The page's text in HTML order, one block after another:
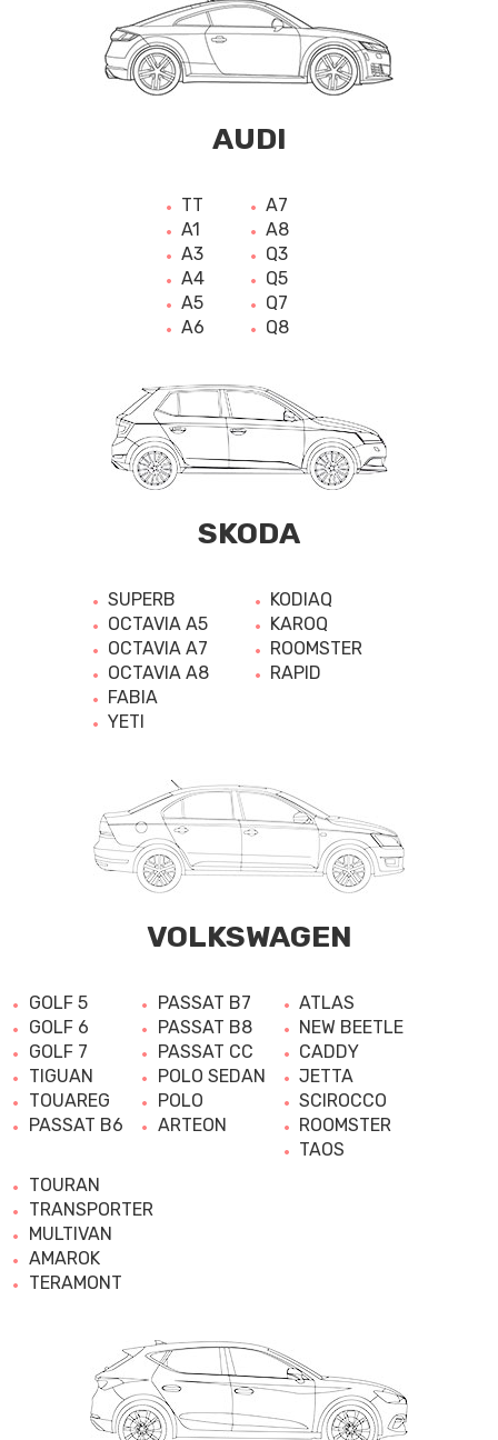
AUDI
TT
A1
A3
A4
A5
A6
A7
A8
Q3
Q5
Q7
Q8
SKODA
SUPERB
OCTAVIA A5
OCTAVIA A7
OCTAVIA A8
FABIA
YETI
KODIAQ
KAROQ
ROOMSTER
RAPID
VOLKSWAGEN
GOLF 5
GOLF 6
GOLF 7
TIGUAN
TOUAREG
PASSAT B6
PASSAT B7
PASSAT B8
PASSAT CC
POLO SEDAN
POLO
ARTEON
ATLAS
NEW BEETLE
CADDY
JETTA
SCIROCCO
ROOMSTER
TAOS
TOURAN
TRANSPORTER
MULTIVAN
AMAROK
TERAMONT